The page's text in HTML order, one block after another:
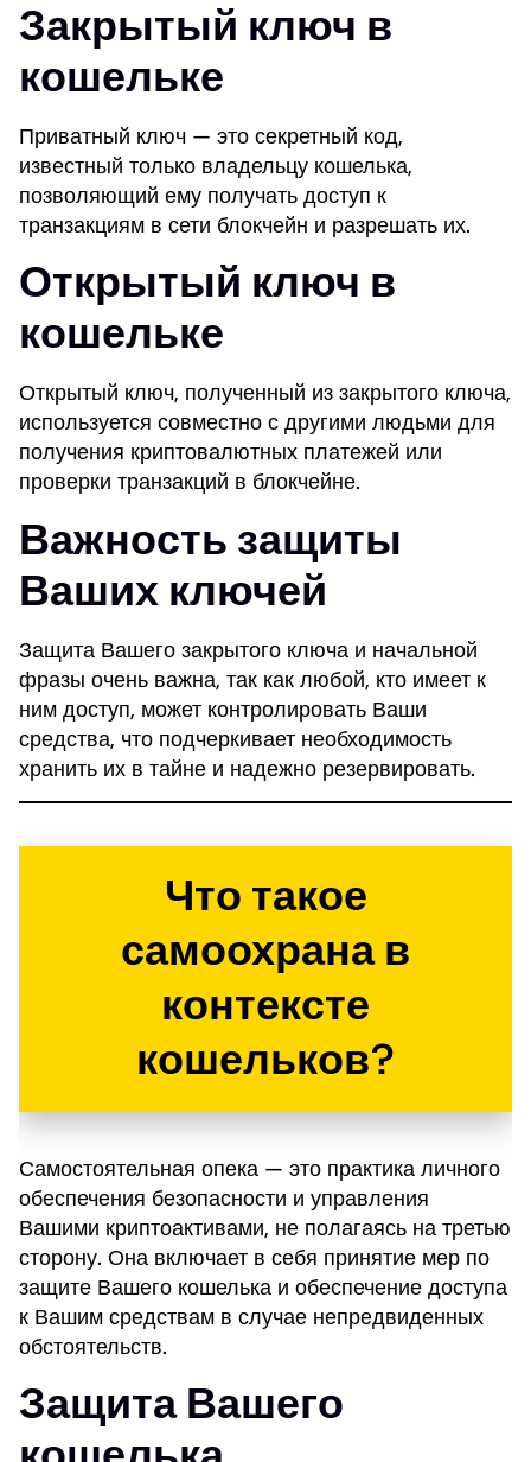
Закрытый ключ в
кошельке
Приватный ключ — это секретный код,
известный только владельцу кошелька,
позволяющий ему получать доступ к
транзакциям в сети блокчейн и разрешать их.
Открытый ключ в
кошельке
Открытый ключ, полученный из закрытого ключа,
используется совместно с другими людьми для
получения криптовалютных платежей или
проверки транзакций в блокчейне.
Важность защиты
Ваших ключей
Защита Вашего закрытого ключа и начальной
фразы очень важна, так как любой, кто имеет к
ним доступ, может контролировать Ваши
средства, что подчеркивает необходимость
хранить их в тайне и надежно резервировать.
Что такое
самоохрана в
контексте
кошельков?
Самостоятельная опека — это практика личного
обеспечения безопасности и управления
Вашими криптоактивами, не полагаясь на третью
сторону. Она включает в себя принятие мер по
защите Вашего кошелька и обеспечение доступа
к Вашим средствам в случае непредвиденных
обстоятельств.
Защита Вашего